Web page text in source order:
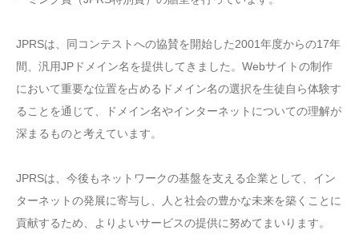
JPRSは、同コンテストへの協賛を開始した2001年度からの17年
間、汎用JPドメイン名を提供してきました。Webサイトの制作
において重要な位置を占めるドメイン名の選択を生徒自ら体験す
ることを通じて、ドメイン名やインターネットについての理解が
深まるものと考えています。
JPRSは、今後もネットワークの基盤を支える企業として、イン
ターネットの発展に寄与し、人と社会の豊かな未来を築くことに
貢献するため、よりよいサービスの提供に努めてまいります。